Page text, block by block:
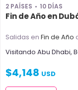
2 PAÍSES 10 DÍAS
Fin de Año en
Salidas en Fin de Año
Visitando Abu Dhabi,
$4,148 USD